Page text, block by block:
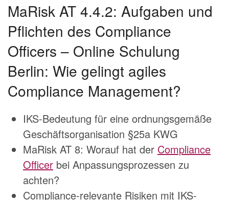
MaRisk AT 4.4.2: Aufgaben und
Pflichten des Compliance
Officers – Online Schulung
Berlin: Wie gelingt agiles
Compliance Management?
IKS-Bedeutung für eine ordnungsgemäße
Geschäftsorganisation §25a KWG
MaRisk AT 8: Worauf hat der Compliance
Officer bei Anpassungsprozessen zu
achten?
Compliance-relevante Risiken mit IKS-